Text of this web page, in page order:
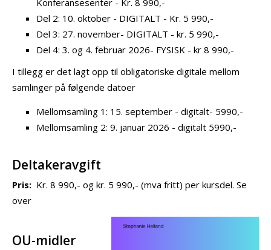
Del 2: 10. oktober - DIGITALT - Kr. 5 990,-
Del 3: 27. november- DIGITALT - kr. 5 990,-
Del 4: 3. og 4. februar 2026- FYSISK - kr 8 990,-
I tillegg er det lagt opp til obligatoriske digitale mellom
samlinger på følgende datoer
Mellomsamling 1: 15. september - digitalt- 5990,-
Mellomsamling 2: 9. januar 2026 - digitalt 5990,-
Deltakeravgift
Pris: Kr. 8 990,- og kr. 5 990,- (mva fritt) per kursdel. Se
over
OU-midler